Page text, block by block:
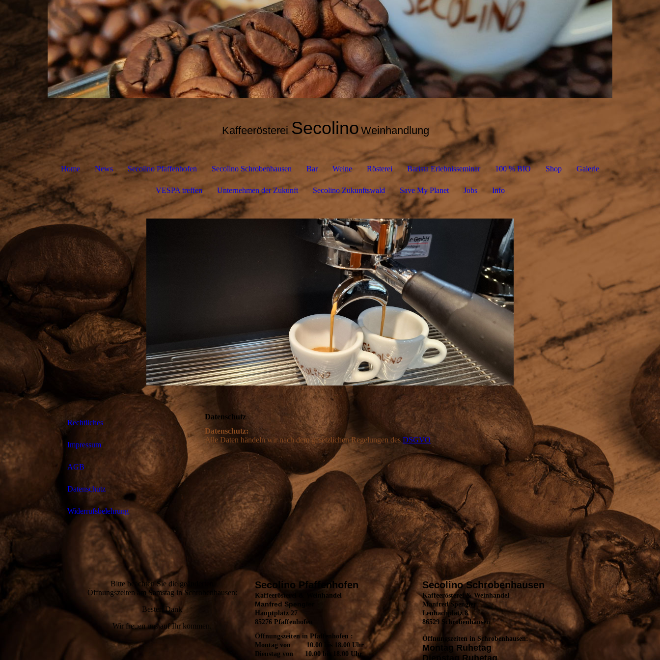
Kaffeerösterei Secolino Weinhandlung
Home News Secolino Pfaffenhofen Secolino Schrobenhausen Bar Weine Rösterei Barista Erlebnisseminar 100 % BIO Shop Galerie
VESPA treffen Unternehmen der Zukunft Secolino Zukunftswald Save My Planet Jobs Info
Rechtliches
Impressum
AGB
Datenschutz
Widerrufsbelehrung
Datenschutz
Datenschutz:
Alle Daten händeln wir nach dem gesetzlichen Regelungen des DSGVO
Bitte beachten Sie die geänderten
Öffnungszeiten am Samstag in Schrobenhausen:
Besten Dank
Wir freuen uns auf Ihr kommen.
Secolino Pfaffenhofen
Kaffeerösterei & Weinhandel
Manfred Spengler
Hauptplatz 27
85276 Pfaffenhofen
Öffnungszeiten in Pfaffenhofen :
Montag von 10.00 bis 18.00 Uhr
Dienstag von 10.00 bis 18.00 Uhr
Secolino Schrobenhausen
Kaffeerösterei & Weinhandel
Manfred Spengler
Lenbachplatz 8
86529 Schrobenhausen
Öffnungszeiten in Schrobenhausen:
Montag Ruhetag
Dienstag Ruhetag